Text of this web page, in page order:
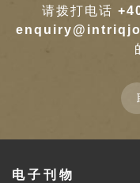
请拨打电话
电子刊物